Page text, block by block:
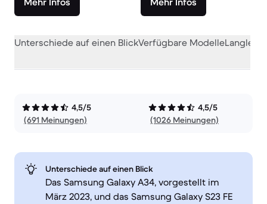
Unterschiede auf einen BlickVerfügbare Modelle
4,5/5
(691 Meinungen)
4,5/5
(1026 Meinungen)
Unterschiede auf einen Blick
Das Samsung Galaxy A34, vorgestellt im
März 2023, und das Samsung Galaxy S23 FE